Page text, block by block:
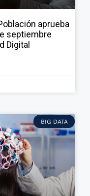
aprueba
septiembre
Digital
BIG DATA